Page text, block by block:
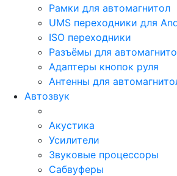
Рамки для автомагнитол
UMS переходники для
ISO переходники
Разъёмы для
Адаптеры кнопок руля
Антенны для
Автозвук
Акустика
Усилители
Звуковые процессоры
Сабвуферы